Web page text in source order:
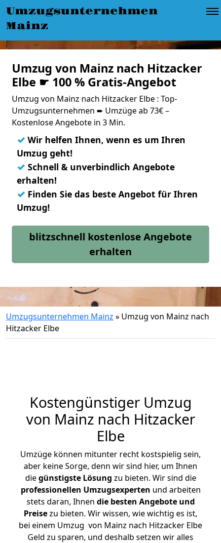
Umzugsunternehmen
Mainz
Umzug von Mainz nach Hitzacker
Elbe ☛ 100 % Gratis-Angebot
Umzug von Mainz nach Hitzacker Elbe : Top-
Umzugsunternehmen ➨ Umzüge ab 73€ –
Kostenlose Angebote in 3 Min.
✓ Wir helfen Ihnen, wenn es um Ihren
Umzug geht!
✓ Schnell & unverbindlich Angebote
erhalten!
✓ Finden Sie das beste Angebot für Ihren
Umzug!
blitzschnell kostenlose Angebote
erhalten
Umzugsunternehmen Mainz » Umzug von Mainz nach
Hitzacker Elbe
Kostengünstiger Umzug
von Mainz nach Hitzacker
Elbe
Umzüge können mitunter recht kostspielig sein,
aber keine Sorge, denn wir sind hier, um Ihnen
diegünstigste Lösung zu bieten. Wir sind die
professionellen Umzugsexperten und arbeiten
stets daran, Ihnen die besten Angebote und
Preisezu bieten. Wir wissen, wie wichtig es ist,
bei einem Umzug von Mainz nach Hitzacker Elbe
Geld zu sparen, und deshalb setzen wir alles